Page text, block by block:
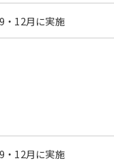
・12月に実施
・12月に実施